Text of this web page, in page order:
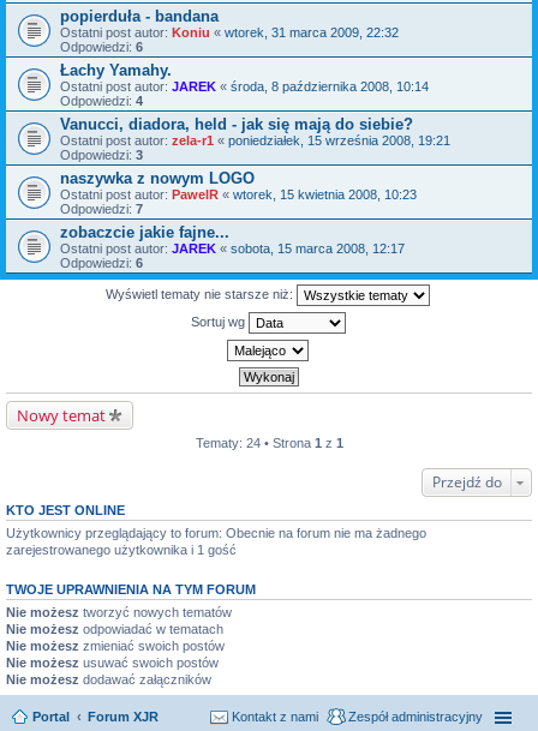
popierduła - bandana
Ostatni post autor: Koniu « wtorek, 31 marca 2009, 22:32
Odpowiedzi: 6
Łachy Yamahy.
Ostatni post autor: JAREK « środa, 8 października 2008, 10:14
Odpowiedzi: 4
Vanucci, diadora, held - jak się mają do siebie?
Ostatni post autor: zela-r1 « poniedziałek, 15 września 2008, 19:21
Odpowiedzi: 3
naszywka z nowym LOGO
Ostatni post autor: PawelR « wtorek, 15 kwietnia 2008, 10:23
Odpowiedzi: 7
zobaczcie jakie fajne...
Ostatni post autor: JAREK « sobota, 15 marca 2008, 12:17
Odpowiedzi: 6
Wyświetl tematy nie starsze niż:
Sortuj wg
Nowy temat
Tematy: 24 • Strona 1 z 1
Przejdź do
KTO JEST ONLINE
Użytkownicy przeglądający to forum: Obecnie na forum nie ma żadnego
zarejestrowanego użytkownika i 1 gość
TWOJE UPRAWNIENIA NA TYM FORUM
Nie możesz tworzyć nowych tematów
Nie możesz odpowiadać w tematach
Nie możesz zmieniać swoich postów
Nie możesz usuwać swoich postów
Nie możesz dodawać załączników
Portal Forum XJR Zespół administracyjny
Kontakt z nami